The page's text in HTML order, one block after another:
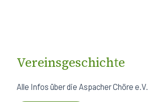
Vereinsgeschichte
Alle Infos über die Aspacher Chöre e.V.